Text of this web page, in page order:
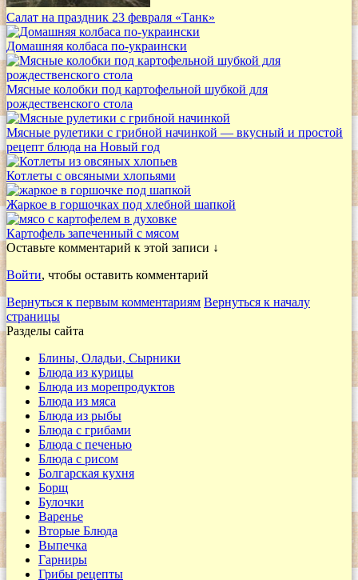
Салат на праздник 23 февраля «Танк»
Домашняя колбаса по-украински
Мясные колобки под картофельной шубкой для
рождественского стола
Мясные рулетики с грибной начинкой — вкусный и простой
рецепт блюда на Новый год
Котлеты с овсяными хлопьями
Жаркое в горшочках под хлебной шапкой
Картофель запеченный с мясом
Оставьте комментарий к этой записи ↓
Войти, чтобы оставить комментарий
Вернуться к первым комментариям Вернуться к началу
страницы
Разделы сайта
Блины, Оладьи, Сырники
Блюда из курицы
Блюда из морепродуктов
Блюда из мяса
Блюда из рыбы
Блюда с грибами
Блюда с печенью
Блюда с рисом
Болгарская кухня
Борщ
Булочки
Варенье
Вторые Блюда
Выпечка
Гарниры
Грибы рецепты